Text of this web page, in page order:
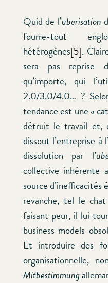
Quid de l’uberisation
fourre-tout
hétérogènes[5].
sera pas reprise
qu’importe, qui
2.0/3.0/4.0… ?
tendance est une «
détruit le travail et,
dissout l’entreprise à
dissolution par l’
collective inhérente
source d’inefficacités
revanche, tel le
faisant peur, il lui
business models
Et introduire des
organisationnelle,
Mitbestimmung